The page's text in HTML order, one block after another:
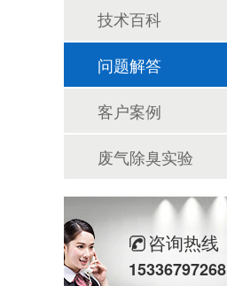
技术百科
问题解答
客户案例
废气除臭实验
咨询热线
15336797268